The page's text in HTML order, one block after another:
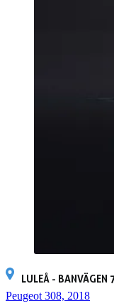
LULEÅ - BANVÄGEN
Peugeot 308, 2018